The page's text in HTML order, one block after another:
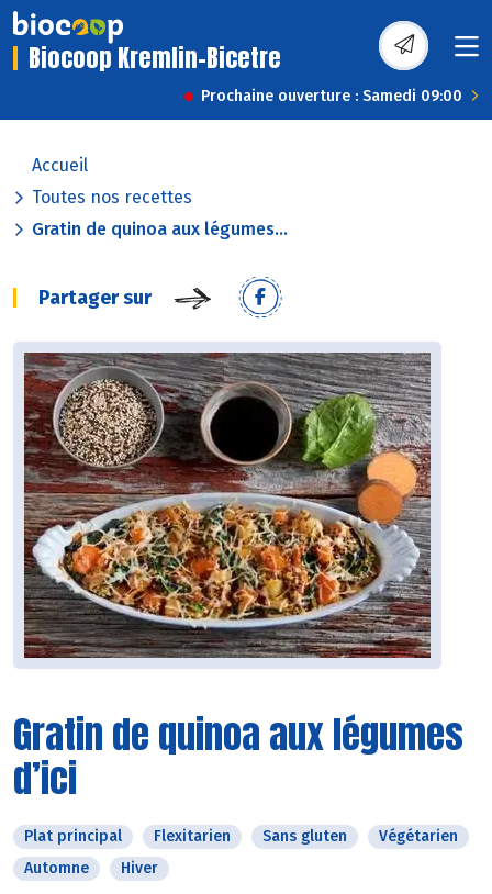
Biocoop Kremlin-Bicetre
Prochaine ouverture : Samedi 09:00
Accueil
Toutes nos recettes
Gratin de quinoa aux légumes...
Partager sur
Gratin de quinoa aux légumes
d’ici
Plat principal Flexitarien Sans gluten
Végétarien
Automne
Hiver